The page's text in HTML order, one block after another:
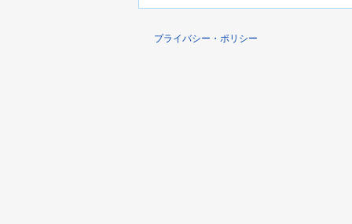
プライバシー・ポリシー